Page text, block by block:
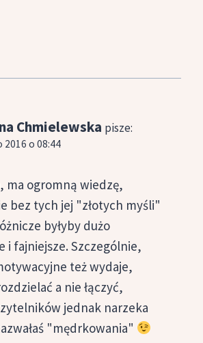
Chmielewska pisze:
2016 o 08:44
ma ogromną wiedzę,
bez tych jej "złotych myśli"
byłyby dużo
i fajniejsze. Szczególnie,
też wydaje,
a nie łączyć,
jednak narzeka
"mędrkowania"